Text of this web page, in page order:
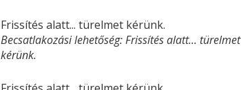
Frissítés alatt... türelmet kérünk.
Becsatlakozási lehetőség: Frissítés alatt... türelmet
kérünk.